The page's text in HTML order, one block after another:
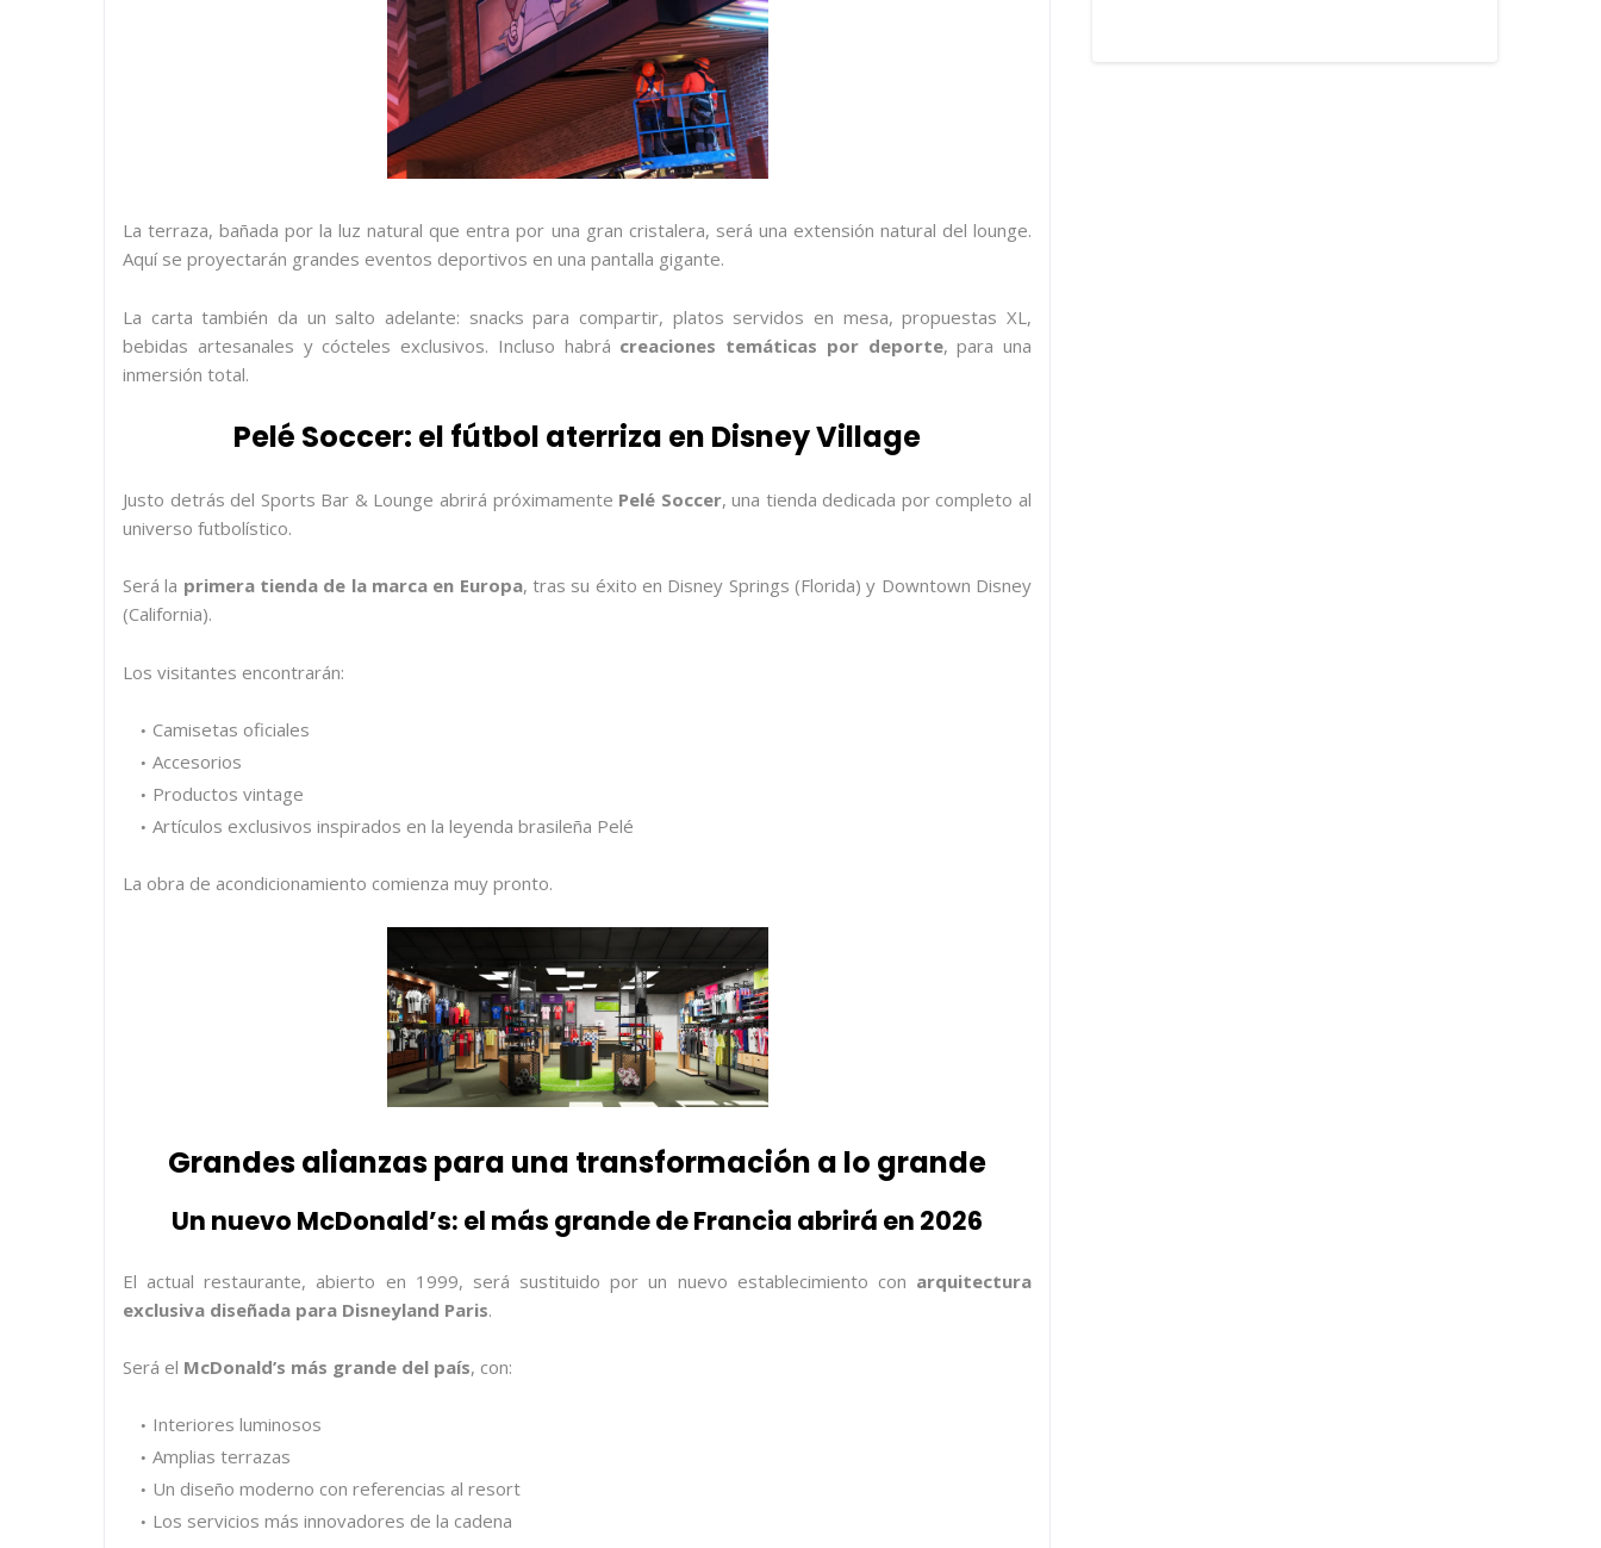
La terraza, bañada por la luz natural que entra por una gran cristalera, será una extensión natural del lounge.
Aquí se proyectarán grandes eventos deportivos en una pantalla gigante.
La carta también da un salto adelante: snacks para compartir, platos servidos en mesa, propuestas XL,
bebidas artesanales y cócteles exclusivos. Incluso habrá creaciones temáticas por deporte, para una
inmersión total.
Pelé Soccer: el fútbol aterriza en Disney Village
Justo detrás del Sports Bar & Lounge abrirá próximamente Pelé Soccer, una tienda dedicada por completo al
universo futbolístico.
Será la primera tienda de la marca en Europa, tras su éxito en Disney Springs (Florida) y Downtown Disney
(California).
Los visitantes encontrarán:
Camisetas oficiales
Accesorios
Productos vintage
Artículos exclusivos inspirados en la leyenda brasileña Pelé
La obra de acondicionamiento comienza muy pronto.
Grandes alianzas para una transformación a lo grande
Un nuevo McDonald’s: el más grande de Francia abrirá en 2026
El actual restaurante, abierto en 1999, será sustituido por un nuevo establecimiento con arquitectura
exclusiva diseñada para Disneyland Paris.
Será el McDonald’s más grande del país, con:
Interiores luminosos
Amplias terrazas
Un diseño moderno con referencias al resort
Los servicios más innovadores de la cadena